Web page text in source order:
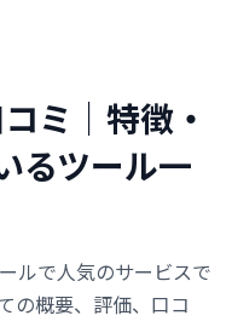
ミ｜特徴・
るツール一
ルで人気のサービスで
の概要、評価、口コ